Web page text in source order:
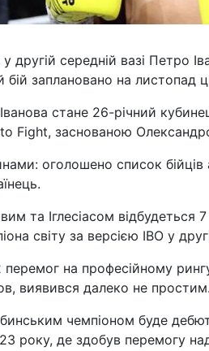
другій середній вазі Петро
бій заплановано на листопад
стане 26-річний
Fight, заснованою
оголошено список
та Іглесіасом
світу за версією IBO у
перемог на професійному
виявився далеко не простим.
чемпіоном буде
року, де здобув перемогу